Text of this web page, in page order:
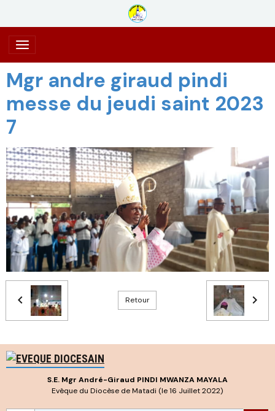
Mgr andre giraud pindi
messe du jeudi saint 2023
7
Retour
S.E. Mgr André-Giraud PINDI MWANZA MAYALA
Evêque du Diocèse de Matadi (le 16 Juillet 2022)